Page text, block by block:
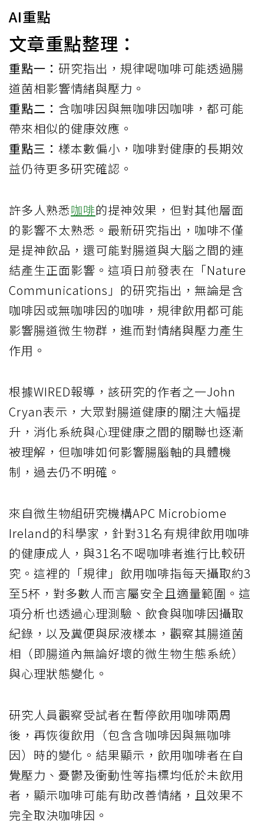
AI重點
文章重點整理：
重點一： 研究指出，規律喝咖啡可能透過腸
道菌相影響情緒與壓力。
重點二： 含咖啡因與無咖啡因咖啡，都可能
帶來相似的健康效應。
重點三： 樣本數偏小，咖啡對健康的長期效
益仍待更多研究確認。
許多人熟悉咖啡的提神效果，但對其他層面
的影響不太熟悉。最新研究指出，咖啡不僅
是提神飲品，還可能對腸道與大腦之間的連
結產生正面影響。這項日前發表在「Nature
Communications」的研究指出，無論是含
咖啡因或無咖啡因的咖啡，規律飲用都可能
影響腸道微生物群，進而對情緒與壓力產生
作用。
根據WIRED報導，該研究的作者之一John
Cryan表示，大眾對腸道健康的關注大幅提
升，消化系統與心理健康之間的關聯也逐漸
被理解，但咖啡如何影響腸腦軸的具體機
制，過去仍不明確。
來自微生物組研究機構APC Microbiome
Ireland的科學家，針對31名有規律飲用咖啡
的健康成人，與31名不喝咖啡者進行比較研
究。這裡的「規律」飲用咖啡指每天攝取約3
至5杯，對多數人而言屬安全且適量範圍。這
項分析也透過心理測驗、飲食與咖啡因攝取
紀錄，以及糞便與尿液樣本，觀察其腸道菌
相（即腸道內無論好壞的微生物生態系統）
與心理狀態變化。
研究人員觀察受試者在暫停飲用咖啡兩周
後，再恢復飲用（包含含咖啡因與無咖啡
因）時的變化。結果顯示，飲用咖啡者在自
覺壓力、憂鬱及衝動性等指標均低於未飲用
者，顯示咖啡可能有助改善情緒，且效果不
完全取決咖啡因。